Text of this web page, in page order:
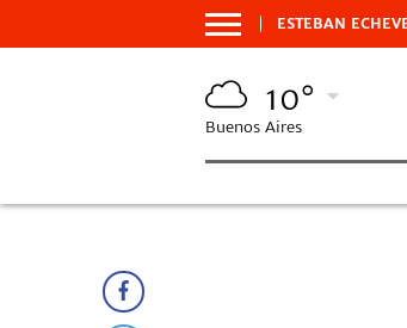
ESTEBAN
10°
Buenos Aires